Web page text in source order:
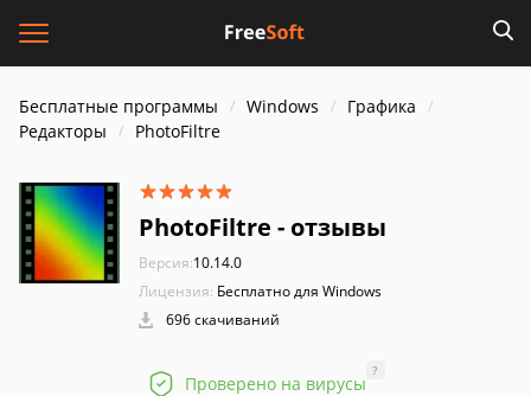
Бесплатные программы Windows
Графика
Редакторы
PhotoFiltre
PhotoFiltre - отзывы
Версия:10.14.0
Лицензия: Бесплатно для Windows
696 скачиваний
Проверено на вирусы
?